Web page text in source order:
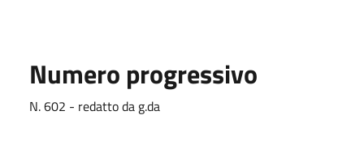
Numero progressivo
N. 602 - redatto da g.da